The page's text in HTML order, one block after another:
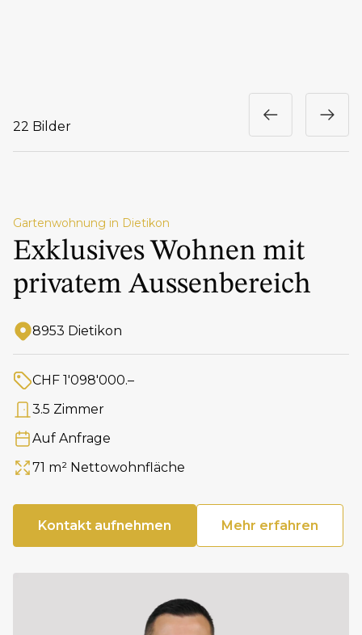
22 Bilder
Gartenwohnung in Dietikon
Exklusives Wohnen mit
privatem Aussenbereich
Adresse
8953 Dietikon
Preis
CHF 1'098'000.–
Anzahl Zimmer
3.5 Zimmer
Verfügbar ab
Auf Anfrage
Fläche
71 m² Nettowohnfläche
Kontakt aufnehmen Mehr erfahren